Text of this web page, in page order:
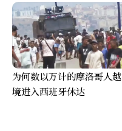
为何数以万计的摩洛哥人越
境进入西班牙休达